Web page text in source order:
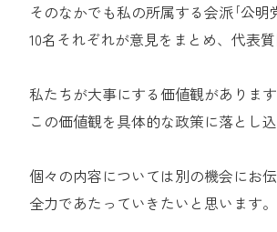
そのなかでも私の所属する会派｢公明
10名それぞれが意見をまとめ、代表質
私たちが大事にする価値観があります
この価値観を具体的な政策に落とし
個々の内容については別の機会にお
全力であたっていきたいと思います。